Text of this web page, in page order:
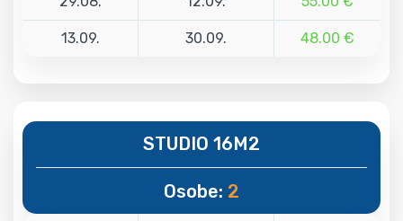
13.09. 30.09. 48.00 €
STUDIO 16M2
Osobe: 2